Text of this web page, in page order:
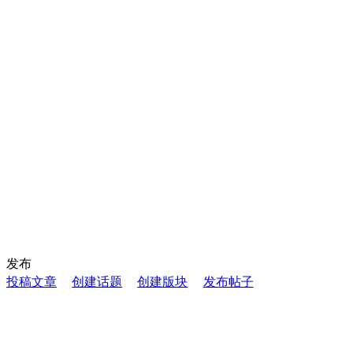
发布
投稿文章
创建话题 创建版块 发布帖子